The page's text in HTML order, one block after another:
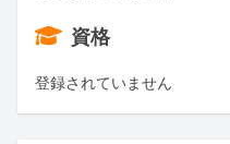
資格
登録されていません